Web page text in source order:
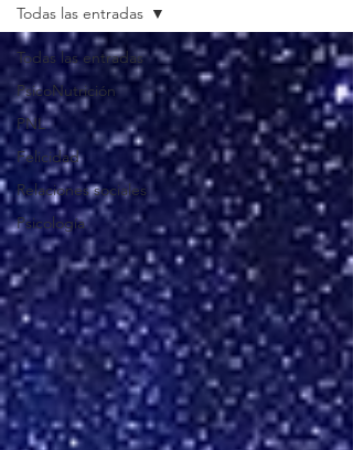
Todas las entradas
PsicoNutrición
PNL
Felicidad
Relaciones sociales
Psicología
Todas las entradas